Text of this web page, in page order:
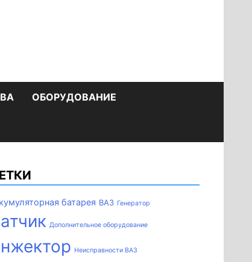
ОБОРУДОВАНИЕ
батарея ВАЗ Генератор
Дополнительное оборудование
Неисправности ВАЗ